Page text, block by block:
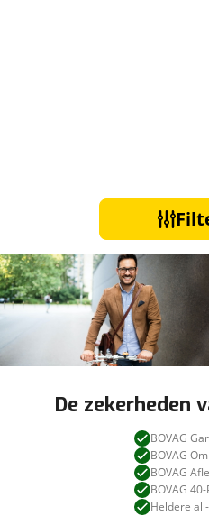
De zekerheden
BOVAG
BOVAG
BOVAG
BOVAG
Heldere